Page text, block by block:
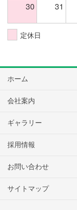
30 31
定休日
ホーム
会社案内
ギャラリー
採用情報
お問い合わせ
サイトマップ